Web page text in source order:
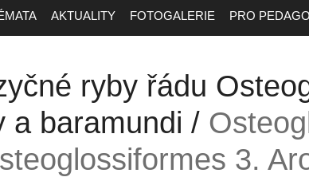
AKTUALITY FOTOGALERIE PRO
ryby řádu
a baramundi /
3.